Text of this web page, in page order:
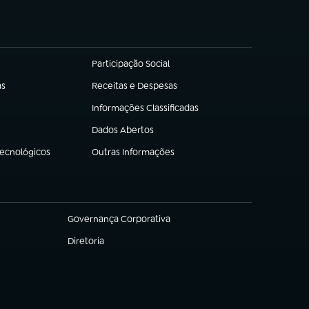
Participação Social
(abre em nova aba)
Receitas e Despesas
(abre em nova aba)
Informações Classificadas
(abre em nova aba)
Dados Abertos
(abre em nova aba)
Outras Informações
(abre em nova aba)
Governança Corporativa
(abre em nova aba)
Diretoria
(abre em nova aba)